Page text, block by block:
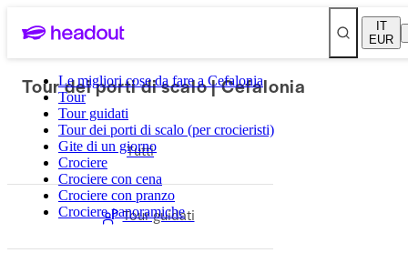
IT
EUR
Le migliori cose da fare a Cefalonia
Tour
Tour guidati
Tour dei porti di scalo (per crocieristi)
Gite di un giorno
Crociere
Crociere con cena
Crociere con pranzo
Crociere panoramiche
Tour dei porti di scalo | Cefalonia
Tutti
Tour guidati